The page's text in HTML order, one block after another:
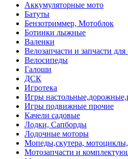
Аккумуляторные мото
Батуты
Бензотриммер, Мотоблок
Ботинки лыжные
Валенки
Велозапчасти и запчасти для
Велосипеды
Галоши
ДСК
Игротека
Игры
Игры подвижные прочие
Качели садовые
Лодки, Сапборды
Лодочные моторы
Мопеды,скутера,
Мотозапчасти и